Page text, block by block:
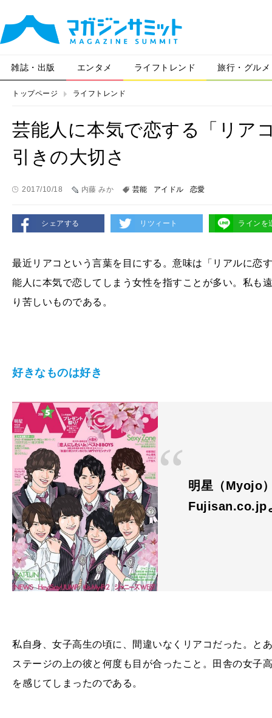
雑誌・出版 エンタメ ライフトレンド 旅行・グルメ
トップページ ライフトレンド
芸能人に本気で恋する「リア
引きの大切さ
2017/10/18 内藤 みか 芸能 アイドル 恋愛
シェアする リツィート ラインを
最近リアコという言葉を目にする。意味は「リアルに恋
能人に本気で恋してしまう女性を指すことが多い。私も
り苦しいものである。
好きなものは好き
明星（Myojo
Fujisan.co.jp
私自身、女子高生の頃に、間違いなくリアコだった。と
ステージの上の彼と何度も目が合ったこと。田舎の女子
を感じてしまったのである。